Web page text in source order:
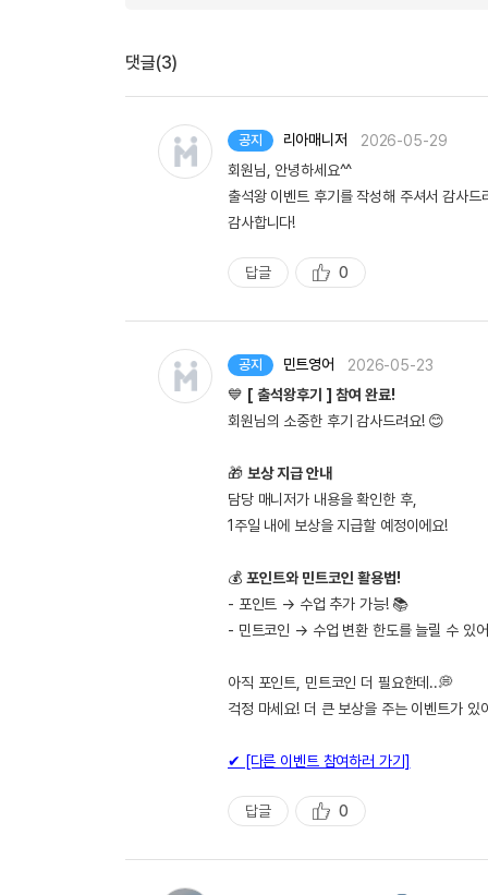
댓글(3)
공지 리아매니저
2026-05-29
회원님, 안녕하세요^^
출석왕 이벤트 후기를 작성해 주셔서 감사
감사합니다!
답글
추
천
0
공지 민트영어
2026-05-23
💙 [ 출석왕후기 ] 참여 완료!
회원님의 소중한 후기 감사드려요! 😊
🎁 보상 지급 안내
담당 매니저가 내용을 확인한 후,
1주일 내에 보상을 지급할 예정이에요!
💰 포인트와 민트코인 활용법!
- 포인트 → 수업 추가 가능! 📚
- 민트코인 → 수업 변환 한도를 늘릴 수 있
아직 포인트, 민트코인 더 필요한데..💭
걱정 마세요! 더 큰 보상을 주는 이벤트가 있
✔ [다른 이벤트 참여하러 가기]
답글
추
천
0